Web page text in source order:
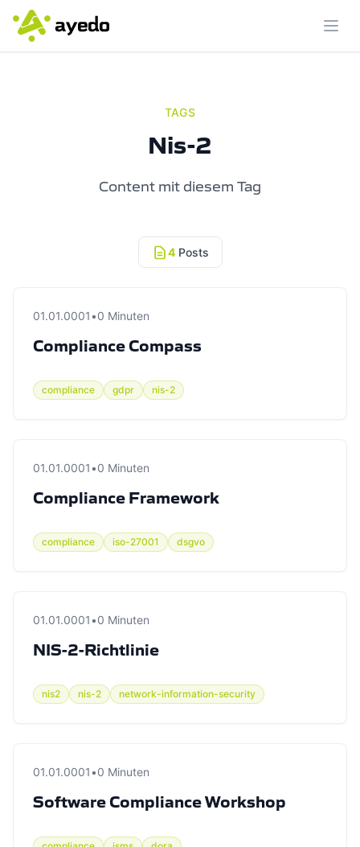
TAGS
Nis-2
Content mit diesem Tag
4Posts
01.01.0001 •0 Minuten
Compliance Compass
compliance gdpr nis-2
01.01.0001 •0 Minuten
Compliance Framework
compliance iso-27001 dsgvo
01.01.0001 •0 Minuten
NIS-2-Richtlinie
nis2 nis-2 network-information-security
01.01.0001 •0 Minuten
Software Compliance Workshop